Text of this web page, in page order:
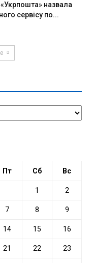
назвала
сервісу по...
Пт Сб Вс
1 2
7 8 9
14 15 16
21 22 23